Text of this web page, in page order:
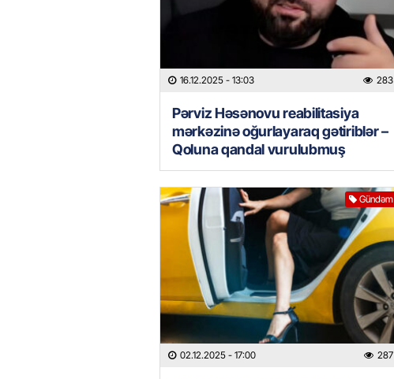
16.12.2025 - 13:03 283
Pərviz Həsənovu reabilitasiya
mərkəzinə oğurlayaraq gətiriblər –
Qoluna qandal vurulubmuş
Gündəm
02.12.2025 - 17:00 287